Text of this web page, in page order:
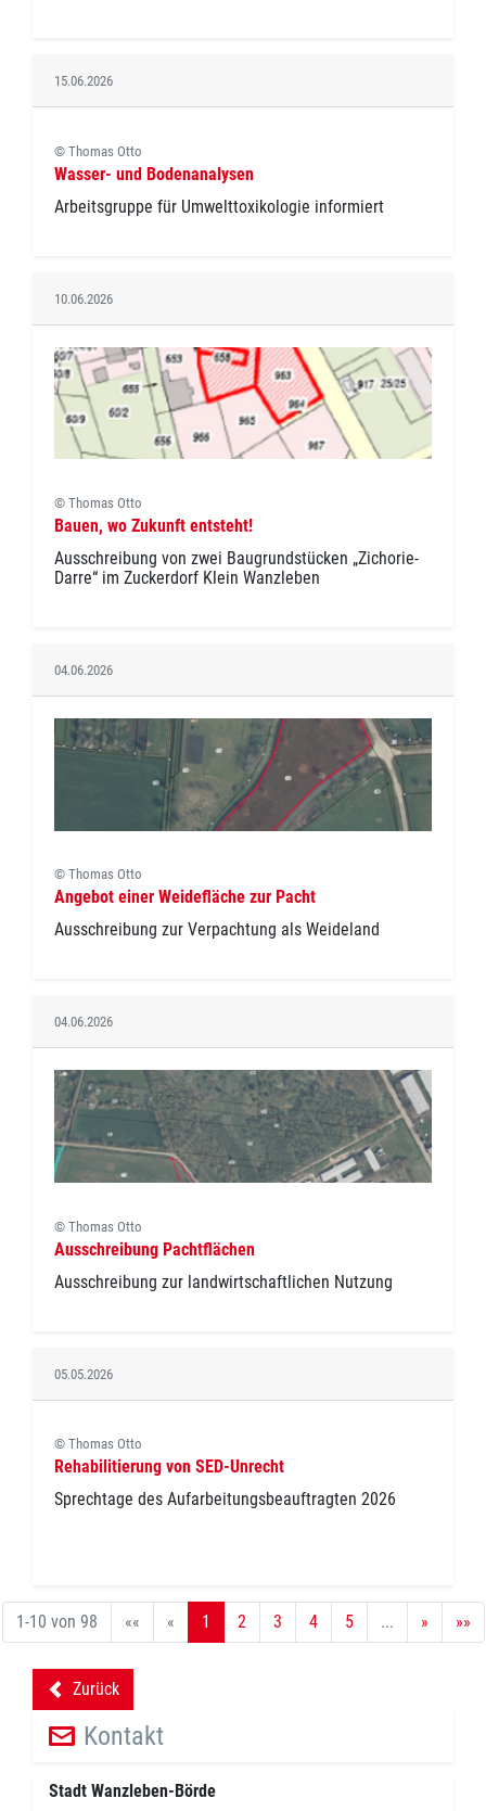
Wasser- und Bodenanalysen
Arbeitsgruppe für Umwelttoxikologie informiert
© Thomas Otto
15.06.2026
Bauen, wo Zukunft entsteht!
Ausschreibung von zwei Baugrundstücken „Zichorie-
Darre“ im Zuckerdorf Klein Wanzleben
© Thomas Otto
10.06.2026
Angebot einer Weidefläche zur Pacht
Ausschreibung zur Verpachtung als Weideland
© Thomas Otto
04.06.2026
Ausschreibung Pachtflächen
Ausschreibung zur landwirtschaftlichen Nutzung
© Thomas Otto
04.06.2026
Rehabilitierung von SED-Unrecht
Sprechtage des Aufarbeitungsbeauftragten 2026
© Thomas Otto
05.05.2026
1-10 von 98 «« « 1 2 3 4 5 ... » »»
backward Zurück
Kontakt
Stadt Wanzleben-Börde